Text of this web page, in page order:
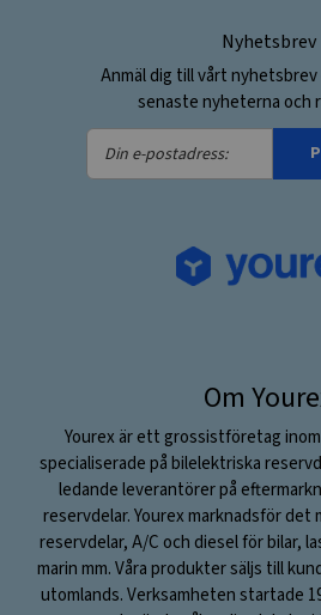
Nyhetsbrev
Anmäl dig till vårt nyhetsbrev
senaste nyheterna och
Din
e-
Om
Yourex är ett grossistföretag
specialiserade på bilelektriska
ledande leverantörer på
reservdelar. Yourex marknadsför det
reservdelar, A/C och diesel för bilar,
marin mm. Våra produkter säljs till
utomlands. Verksamheten startade